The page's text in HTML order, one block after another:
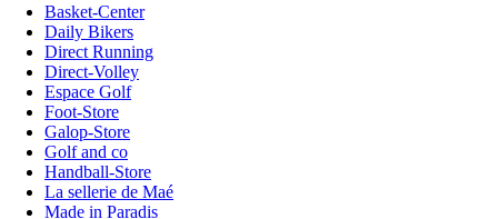
Basket-Center
Daily Bikers
Direct Running
Direct-Volley
Espace Golf
Foot-Store
Galop-Store
Golf and co
Handball-Store
La sellerie de Maé
Made in Paradis